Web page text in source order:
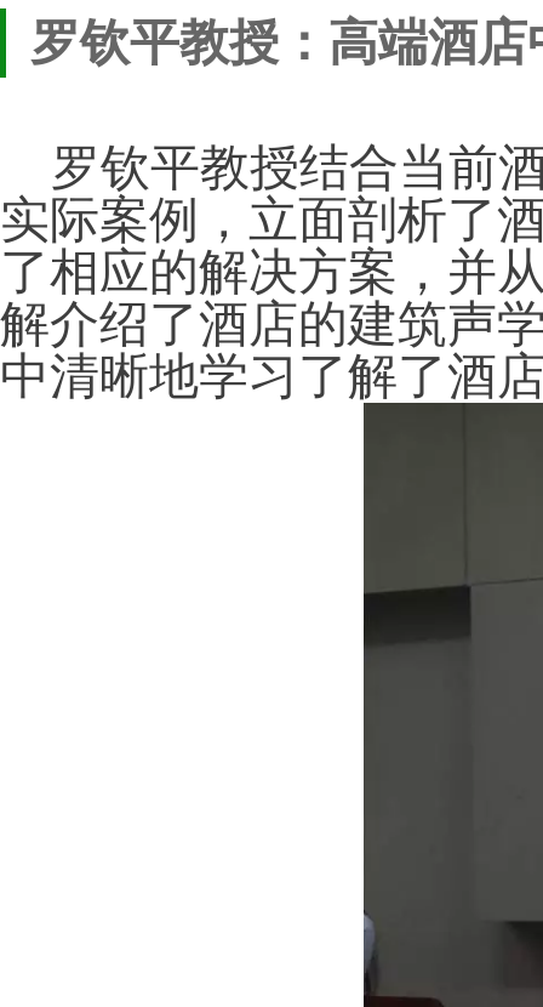
罗钦平教授：高端酒
罗钦平教授结合当前
实际案例，立面剖析了
了相应的解决方案，并
解介绍了酒店的建筑声
中清晰地学习了解了酒